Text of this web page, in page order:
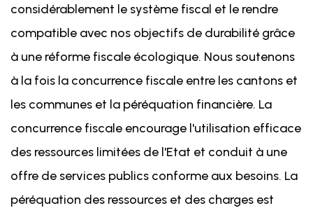
considérablement le système fiscal et le rendre
compatible avec nos objectifs de durabilité grâce
à une réforme fiscale écologique. Nous soutenons
à la fois la concurrence fiscale entre les cantons et
les communes et la péréquation financière. La
concurrence fiscale encourage l'utilisation efficace
des ressources limitées de l'Etat et conduit à une
offre de services publics conforme aux besoins. La
péréquation des ressources et des charges est